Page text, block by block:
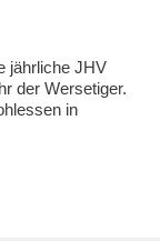
jährliche JHV
der Wersetiger.
in